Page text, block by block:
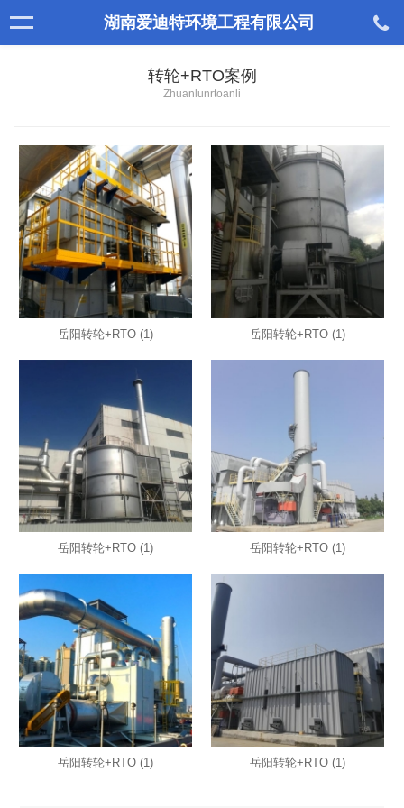
湖南爱迪特环境工程有限公司
转轮+RTO案例
Zhuanlunrtoanli
岳阳转轮+RTO (1) 岳阳转轮+RTO (1)
岳阳转轮+RTO (1) 岳阳转轮+RTO (1)
岳阳转轮+RTO (1) 岳阳转轮+RTO (1)